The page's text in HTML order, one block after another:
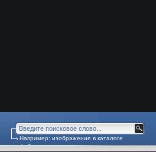
Например: изображение в каталоге
файлов